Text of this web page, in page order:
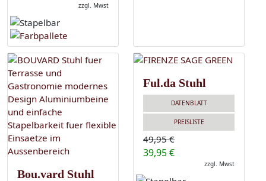
zzgl. Mwst
Bou.vard Stuhl
Ful.da Stuhl
DATENBLATT
PREISLISTE
49,95 €
39,95 €
zzgl. Mwst